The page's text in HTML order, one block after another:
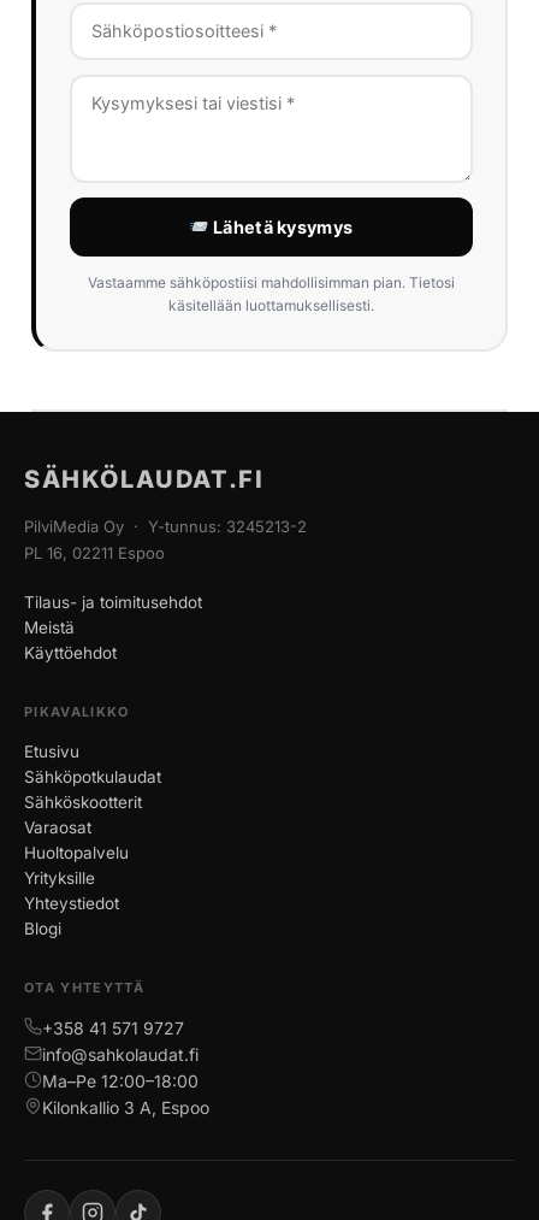
Lähetä kysymys
Vastaamme sähköpostiisi mahdollisimman pian. Tietosi
käsitellään luottamuksellisesti.
SÄHKÖLAUDAT.FI
PilviMedia Oy · Y-tunnus: 3245213-2
PL 16, 02211 Espoo
Tilaus- ja toimitusehdot
Meistä
Käyttöehdot
PIKAVALIKKO
Etusivu
Sähköpotkulaudat
Sähköskootterit
Varaosat
Huoltopalvelu
Yrityksille
Yhteystiedot
Blogi
OTA YHTEYTTÄ
+358 41 571 9727
info@sahkolaudat.fi
Ma–Pe 12:00–18:00
Kilonkallio 3 A, Espoo